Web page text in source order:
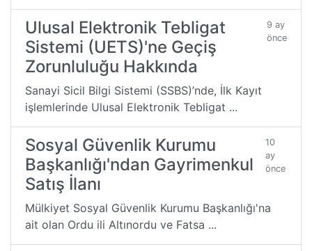
Ulusal Elektronik Tebligat
Sistemi (UETS)'ne Geçiş
Zorunluluğu Hakkında
9 ay
önce
Sanayi Sicil Bilgi Sistemi (SSBS)’nde, İlk Kayıt
işlemlerinde Ulusal Elektronik Tebligat ...
Sosyal Güvenlik Kurumu
Başkanlığı'ndan Gayrimenkul
Satış İlanı
10
ay
önce
Mülkiyet Sosyal Güvenlik Kurumu Başkanlığı'na
ait olan Ordu ili Altınordu ve Fatsa ...